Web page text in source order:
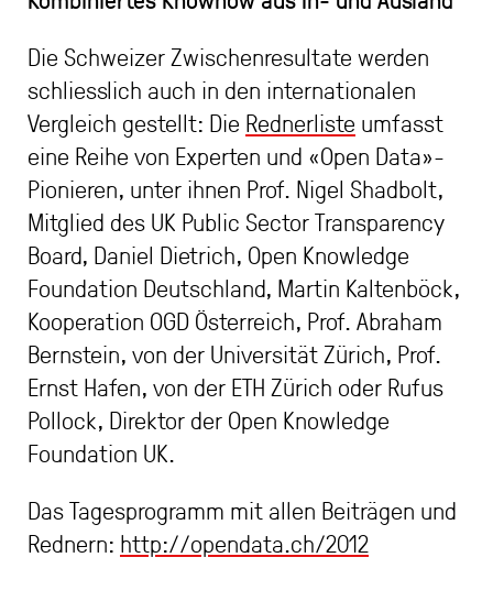
Die Schweizer Zwischenresultate werden
schliesslich auch in den internationalen
Vergleich gestellt: Die Rednerliste umfasst
eine Reihe von Experten und «Open Data»-
Pionieren, unter ihnen Prof. Nigel Shadbolt,
Mitglied des UK Public Sector Transparency
Board, Daniel Dietrich, Open Knowledge
Foundation Deutschland, Martin Kaltenböck,
Kooperation OGD Österreich, Prof. Abraham
Bernstein, von der Universität Zürich, Prof.
Ernst Hafen, von der ETH Zürich oder Rufus
Pollock, Direktor der Open Knowledge
Foundation UK.
Das Tagesprogramm mit allen Beiträgen und
Rednern: http://opendata.ch/2012